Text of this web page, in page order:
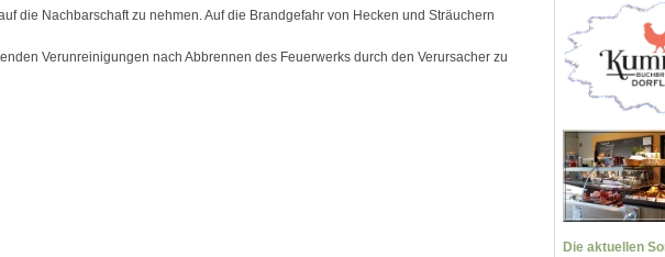
die Nachbarschaft zu nehmen. Auf die Brandgefahr von Hecken und Sträuchern
Verunreinigungen nach Abbrennen des Feuerwerks durch den Verursacher zu
Die aktuellen